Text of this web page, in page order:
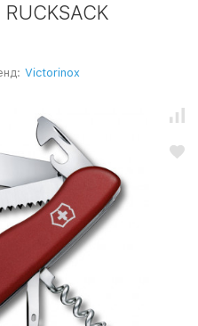
Victorinox